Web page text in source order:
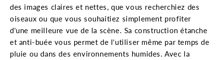
des images claires et nettes, que vous recherchiez des
oiseaux ou que vous souhaitiez simplement profiter
d'une meilleure vue de la scène. Sa construction étanche
et anti-buée vous permet de l'utiliser même par temps de
pluie ou dans des environnements humides. Avec la